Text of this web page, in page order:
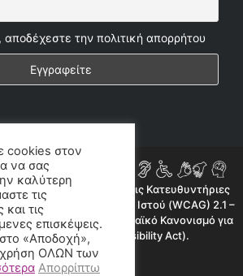
αποδέχεστε την πολιτική απορρήτου
εν μέρει με τις Κατευθυντήριες
Περιεχομένου Ιστού (WCAG) 2.1 –
από τον Ευρωπαϊκό Κανονισμό για
(European Accessibility Act).
cookies στον
να σας
καλύτερη
τις
και τις
επισκέψεις.
«Αποδοχή»,
χρήση ΟΛΩΝ των
Απορρίπτω
©2020 radioproto.gr